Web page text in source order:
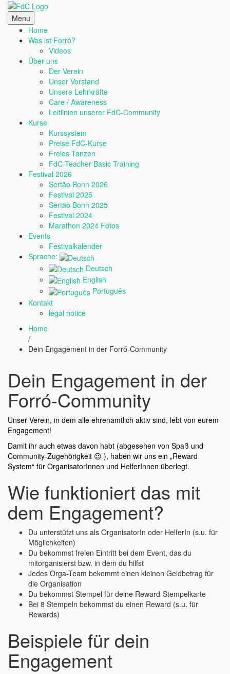
Skip
content
Menu
Home
Was ist Forró?
Videos
Über uns
Der Verein
Unser Vorstand
Unsere Lehrkräfte
Care / Awareness
Leitlinien unserer FdC-Community
Kurse
Kurssystem
Preise FdC-Kurse
Freies Tanzen
FdC-Teacher Basic Training
Festival 2026
Sertão Bonn 2026
Festival 2025
Sertão Bonn 2025
Festival 2024
Marathon 2024 Fotos
Events
Festivalkalender
Sprache:
Deutsch
English
Português
Kontakt
legal notice
Home
/
Dein Engagement in der Forró-Community
Dein Engagement in der
Forró-Community
Unser Verein, in dem alle ehrenamtlich aktiv sind, lebt von eurem
Engagement!
Damit ihr auch etwas davon habt (abgesehen von Spaß und
Community-Zugehörigkeit 😉 ), haben wir uns ein „Reward
System“ für OrganisatorInnen und HelferInnen überlegt.
Wie funktioniert das mit
dem Engagement?
Du unterstützt uns als OrganisatorIn oder HelferIn (s.u. für
Möglichkeiten)
Du bekommst freien Eintritt bei dem Event, das du
mitorganisierst bzw. in dem du hilfst
Jedes Orga-Team bekommt einen kleinen Geldbetrag für
die Organisation
Du bekommst Stempel für deine Reward-Stempelkarte
Bei 8 Stempeln bekommst du einen Reward (s.u. für
Rewards)
Beispiele für dein
Engagement